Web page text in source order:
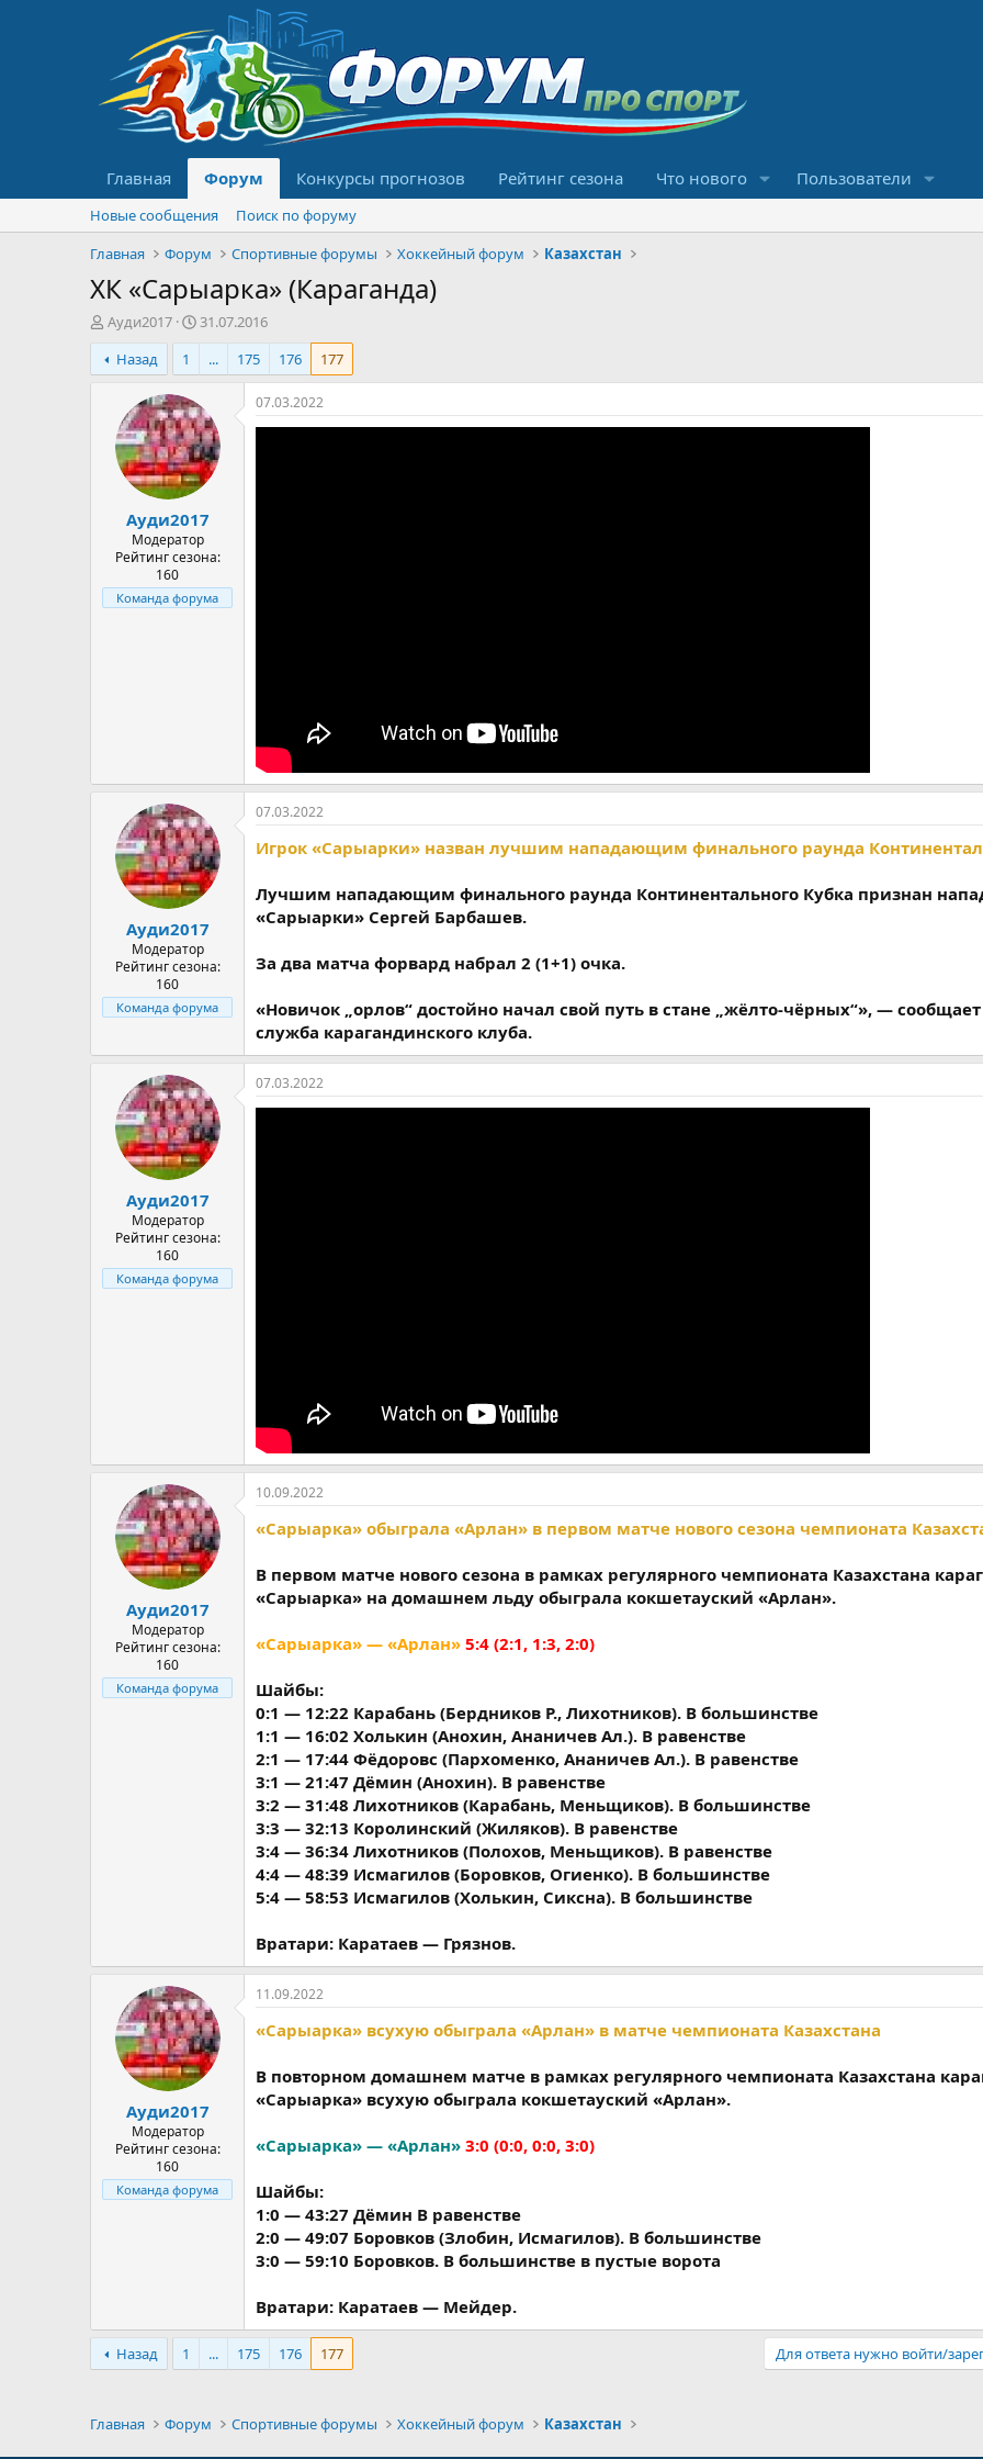
Главная Форум Конкурсы прогнозов Рейтинг сезона Что нового Пользователи
Новые сообщения
Поиск по форуму
Главная
Форум Спортивные форумы Хоккейный форум Казахстан
ХК «Сарыарка» (Караганда)
А
в
т
о
м
Ауди2017
Д
а
а
н
а
ч
а
л
31.07.2016
Назад
1 ... 175 176 177
Ауди2017
Модератор
Рейтинг сезона:
160
Команда форума
07.03.2022
Ауди2017
Модератор
Рейтинг сезона:
160
Команда форума
07.03.2022
Игрок «Сарыарки» назван лучшим нападающим финального раунда
Лучшим нападающим финального раунда Континентального Кубка признан
«Сарыарки» Сергей Барбашев.
За два матча форвард набрал 2 (1+1) очка.
«Новичок „орлов“ достойно начал свой путь в стане „жёлто-чёрных“», — сообщает
служба карагандинского клуба.
Ауди2017
Модератор
Рейтинг сезона:
160
Команда форума
07.03.2022
Ауди2017
Модератор
Рейтинг сезона:
160
Команда форума
10.09.2022
«Сарыарка» обыграла «Арлан» в первом матче нового сезона чемпионата
В первом матче нового сезона в рамках регулярного чемпионата Казахстана
«Сарыарка» на домашнем льду обыграла кокшетауский «Арлан».
«Сарыарка» — «Арлан» 5:4 (2:1, 1:3, 2:0)
Шайбы:
0:1 — 12:22 Карабань (Бердников Р., Лихотников). В большинстве
1:1 — 16:02 Холькин (Анохин, Ананичев Ал.). В равенстве
2:1 — 17:44 Фёдоровс (Пархоменко, Ананичев Ал.). В равенстве
3:1 — 21:47 Дёмин (Анохин). В равенстве
3:2 — 31:48 Лихотников (Карабань, Меньщиков). В большинстве
3:3 — 32:13 Королинский (Жиляков). В равенстве
3:4 — 36:34 Лихотников (Полохов, Меньщиков). В равенстве
4:4 — 48:39 Исмагилов (Боровков, Огиенко). В большинстве
5:4 — 58:53 Исмагилов (Холькин, Сиксна). В большинстве
Вратари: Каратаев — Грязнов.
Ауди2017
Модератор
Рейтинг сезона:
160
Команда форума
11.09.2022
«Сарыарка» всухую обыграла «Арлан» в матче чемпионата Казахстана
В повторном домашнем матче в рамках регулярного чемпионата Казахстана
«Сарыарка» всухую обыграла кокшетауский «Арлан».
«Сарыарка» — «Арлан» 3:0 (0:0, 0:0, 3:0)
Шайбы:
1:0 — 43:27 Дёмин В равенстве
2:0 — 49:07 Боровков (Злобин, Исмагилов). В большинстве
3:0 — 59:10 Боровков. В большинстве в пустые ворота
Вратари: Каратаев — Мейдер.
Назад 1 ... 175 176 177 Для ответа нужно войти/
Главная Форум Спортивные форумы Хоккейный форум Казахстан